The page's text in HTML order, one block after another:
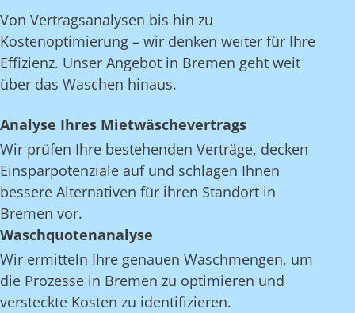
Von Vertragsanalysen bis hin zu
Kostenoptimierung – wir denken weiter für Ihre
Effizienz. Unser Angebot in Bremen geht weit
über das Waschen hinaus.
Analyse Ihres Mietwäschevertrags
Wir prüfen Ihre bestehenden Verträge, decken
Einsparpotenziale auf und schlagen Ihnen
bessere Alternativen für ihren Standort in
Bremen vor.
Waschquotenanalyse
Wir ermitteln Ihre genauen Waschmengen, um
die Prozesse in Bremen zu optimieren und
versteckte Kosten zu identifizieren.